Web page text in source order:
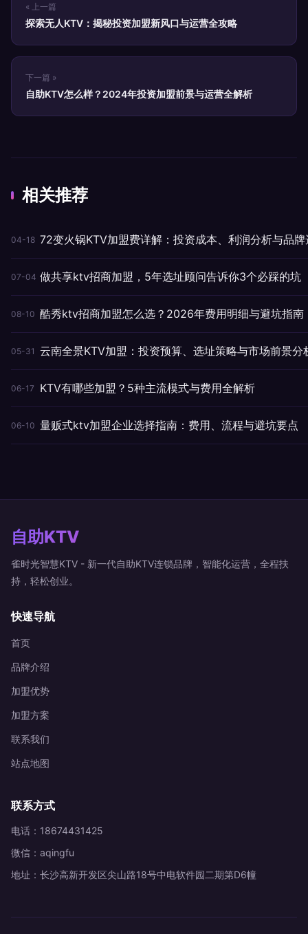
« 上一篇
探索无人KTV：揭秘投资加盟新风口与运营全攻略
下一篇 »
自助KTV怎么样？2024年投资加盟前景与运营全解析
相关推荐
04-18 72变火锅KTV加盟费详解：投资成本、利润分析与品
07-04 做共享ktv招商加盟，5年选址顾问告诉你3个必踩的坑
08-10 酷秀ktv招商加盟怎么选？2026年费用明细与避坑指南
05-31 云南全景KTV加盟：投资预算、选址策略与市场前景分
06-17 KTV有哪些加盟？5种主流模式与费用全解析
06-10 量贩式ktv加盟企业选择指南：费用、流程与避坑要点
自助KTV
雀时光智慧KTV - 新一代自助KTV连锁品牌，智能化运营，全程扶
持，轻松创业。
快速导航
首页
品牌介绍
加盟优势
加盟方案
联系我们
站点地图
联系方式
电话：18674431425
微信：aqingfu
地址：长沙高新开发区尖山路18号中电软件园二期第D6幢